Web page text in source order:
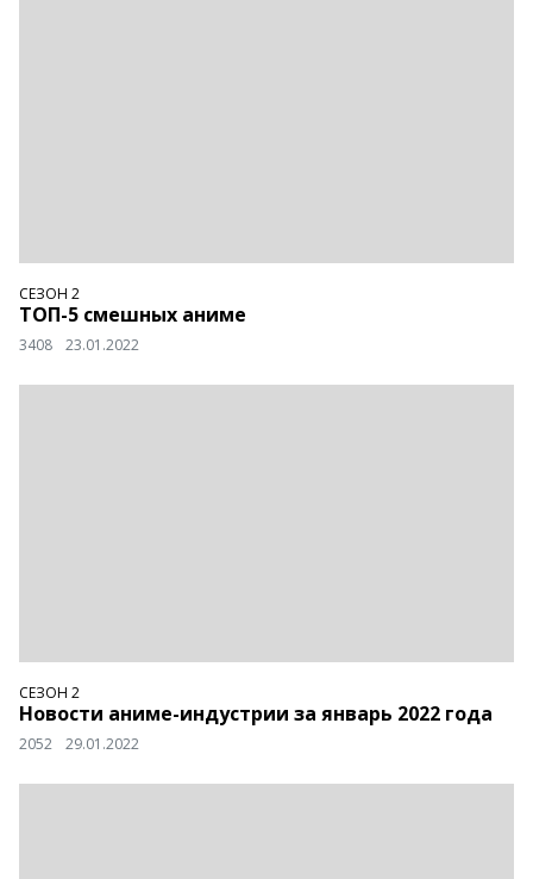
СЕЗОН 2
ТОП-5 смешных аниме
3408 23.01.2022
СЕЗОН 2
Новости аниме-индустрии за январь 2022 года
2052 29.01.2022